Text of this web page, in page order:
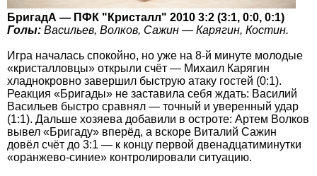
БригадА — ПФК "Кристалл" 2010 3:2 (3:1, 0:0, 0:1)
Голы: Васильев, Волков, Сажин — Карягин, Костин.
Игра началась спокойно, но уже на 8-й минуте молодые
«кристалловцы» открыли счёт — Михаил Карягин
хладнокровно завершил быструю атаку гостей (0:1).
Реакция «Бригады» не заставила себя ждать: Василий
Васильев быстро сравнял — точный и уверенный удар
(1:1). Дальше хозяева добавили в остроте: Артем Волков
вывел «Бригаду» вперёд, а вскоре Виталий Сажин
довёл счёт до 3:1 — к концу первой двенадцатиминутки
«оранжево-синие» контролировали ситуацию.